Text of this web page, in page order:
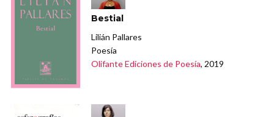
Bestial
Lilián Pallares
Poesía
Olifante Ediciones de Poesía, 2019